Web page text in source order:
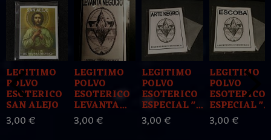
LEGITIMO
POLVO
ESOTERICO
SAN ALEJO
3,00 €
LEGITIMO
POLVO
ESOTERICO
LEVANTA...
3,00 €
LEGITIMO
POLVO
ESOTERICO
ESPECIAL "...
3,00 €
LEGITIMO
POLVO
ESOTERICO
ESPECIAL "...
3,00 €